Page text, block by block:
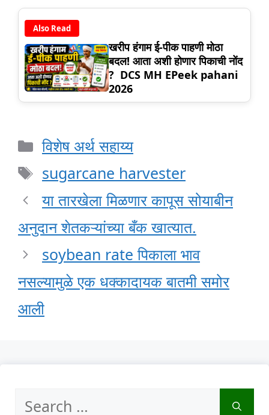
Also Read
खरीप हंगाम ई-पीक पाहणी मोठा
बदल! आता अशी होणार पिकाची नोंद
? DCS MH EPeek pahani
2026
Categories
विशेष अर्थ सहाय्य
Tags
sugarcane harvester
या तारखेला मिळणार कापूस सोयाबीन
अनुदान शेतकऱ्यांच्या बँक खात्यात.
soybean rate पिकाला भाव
नसल्यामुळे एक धक्कादायक बातमी समोर
आली
Search